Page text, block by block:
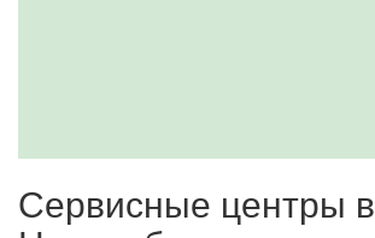
Сервисные центры в